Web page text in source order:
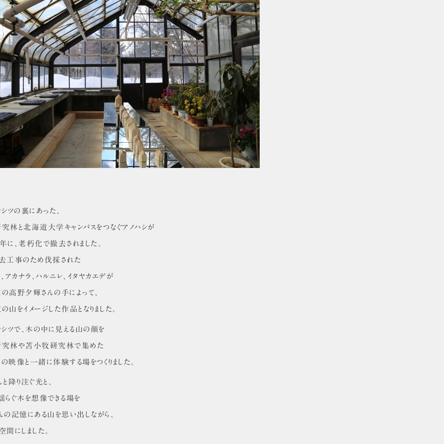
シツの裏にあった、
林と北海道大学キャンパスをつなぐアノハシが
に、老朽化で撤去されました。
工事のため伐採された
、アカナラ、ハルニレ、イタヤカエデが
高野夕輝さんの手によって、
山をイメージした作品となりました。
シツで、木の中に見える山の顔を
林や苫小牧研究林で集めた
映像と一緒に体験する場をつくりました。
降り注ぐ光と、
らぐ木を想像できる場を
の記憶にある山を思い出しながら、
間にしました。